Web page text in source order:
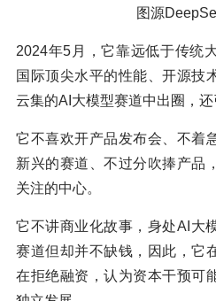
图源
2024年5月，它靠远低于传统
国际顶尖水平的性能、开源技
云集的AI大模型赛道中出圈，还
它不喜欢开产品发布会、不着
新兴的赛道、不过分吹捧产品
关注的中心。
它不讲商业化故事，身处AI大
赛道但却并不缺钱，因此，它
在拒绝融资，认为资本干预可